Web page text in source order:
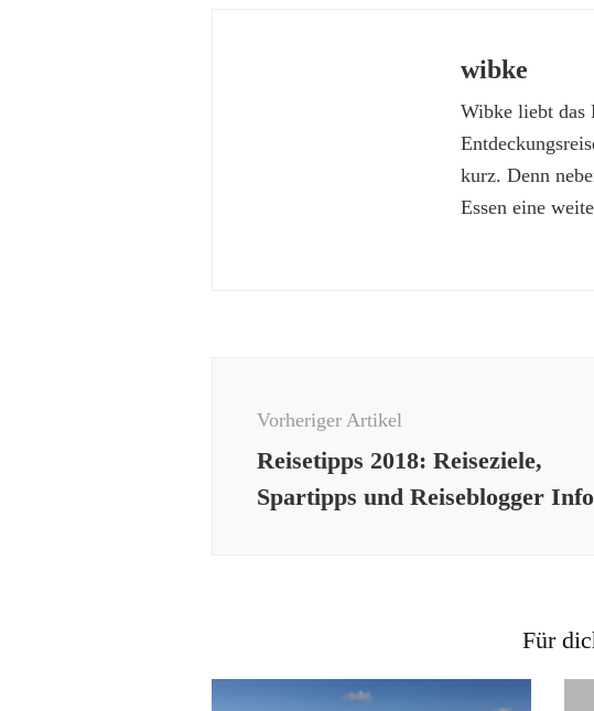
wibke
Wibke liebt das
kurz. Denn
Essen eine
Vorheriger Artikel
Reisetipps 2018: Reiseziele,
Spartipps und Reiseblogger
Für